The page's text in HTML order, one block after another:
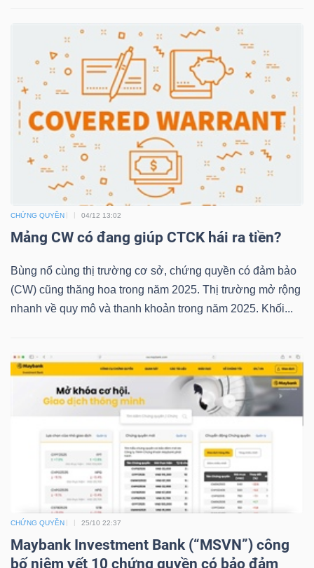
CHỨNG QUYỀN 04/12 13:02
Mảng CW có đang giúp CTCK hái ra tiền?
Bùng nổ cùng thị trường cơ sở, chứng quyền có đảm bảo
(CW) cũng thăng hoa trong năm 2025. Thị trường mở rộng
nhanh về quy mô và thanh khoản trong năm 2025. Khối...
CHỨNG QUYỀN 25/10 22:37
Maybank Investment Bank (“MSVN”) công
bố niêm yết 10 chứng quyền có bảo đảm
SECTOR
NĂNG
LƯỢNG
NGUYÊN
VẬT
LIỆU
CÔNG
DÙNG
THIẾT